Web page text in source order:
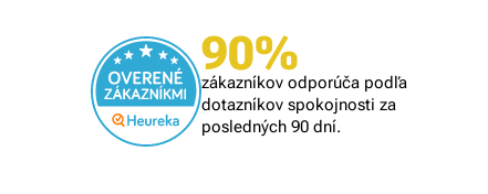
90%
zákazníkov odporúča podľa
dotazníkov spokojnosti za
posledných 90 dní.
Overený zákazník
rýchle vybavenie